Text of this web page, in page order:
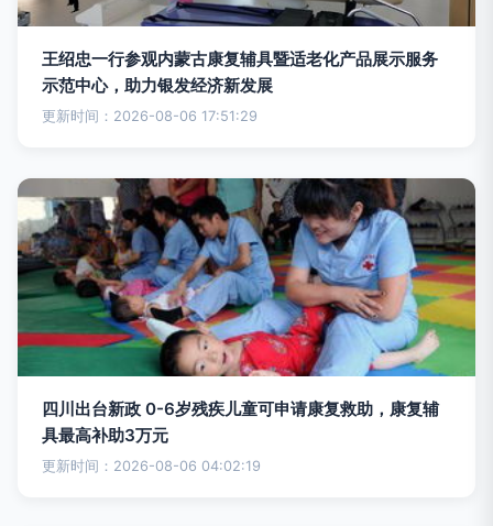
王绍忠一行参观内蒙古康复辅具暨适老化产品展示服务
示范中心，助力银发经济新发展
更新时间：2026-08-06 17:51:29
四川出台新政 0-6岁残疾儿童可申请康复救助，康复辅
具最高补助3万元
更新时间：2026-08-06 04:02:19